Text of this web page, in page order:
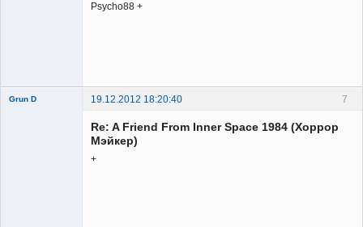
Psycho88 +
7
Grun D 19.12.2012 18:20:40
Re: A Friend From Inner Space 1984 (Хоррор
Мэйкер)
+